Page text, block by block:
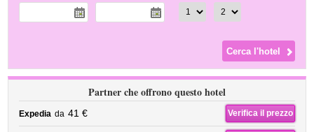
Partner che offrono questo hotel
Expedia da 41 € Verifica il prezzo